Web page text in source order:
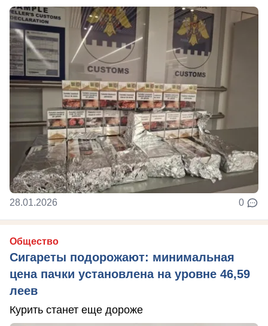
28.01.2026 0
Общество
Сигареты подорожают: минимальная
цена пачки установлена на уровне 46,59
леев
Курить станет еще дороже